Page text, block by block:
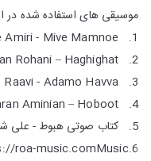
موسیقی های استفاده شده
1. Ehsan Khaje Amiri - Mive Mamnoe
2. Martik & Anoushirvan Rohani – Haghighat
3. Raavi - Adamo Havva
4. Mehran Aminian – Hoboot
5. کتاب صوتی هبوط - علی شریعتی
roa-music.comMusic